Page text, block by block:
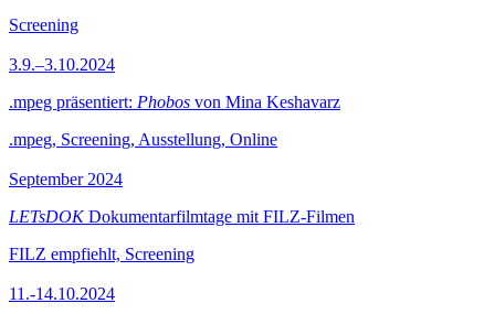
Screening
3.9.–3.10.2024
.mpeg präsentiert: Phobos von Mina Keshavarz
.mpeg, Screening, Ausstellung, Online
September 2024
LETsDOKDokumentarfilmtage mit FILZ-Filmen
FILZ empfiehlt, Screening
11.-14.10.2024